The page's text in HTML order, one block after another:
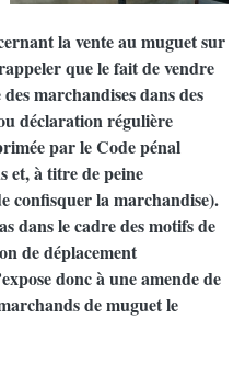
la vente au muguet sur
que le fait de vendre
marchandises dans des
déclaration régulière
par le Code pénal
et, à titre de peine
confisquer la marchandise).
dans le cadre des motifs de
de déplacement
donc à une amende de
de muguet le